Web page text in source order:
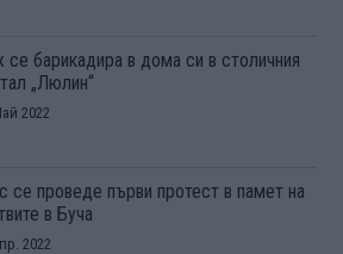
барикадира в дома си в столичния
„Люлин“
2022
се проведе първи протест в памет на
в Буча
2022